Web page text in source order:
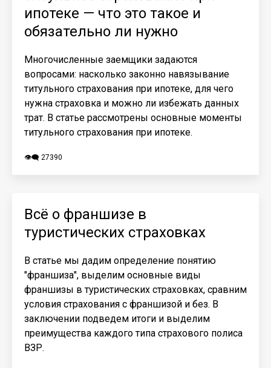
ипотеке — что это такое и
обязательно ли нужно
Многочисленные заемщики задаются
вопросами: насколько законно навязывание
титульного страхования при ипотеке, для чего
нужна страховка и можно ли избежать данных
трат. В статье рассмотрены основные моменты
титульного страхования при ипотеке.
👁️‍🗨️ 27390
Всё о франшизе в
туристических страховках
В статье мы дадим определение понятию
"франшиза", выделим основные виды
франшизы в туристических страховках, сравним
условия страхования с франшизой и без. В
заключении подведем итоги и выделим
преимущества каждого типа страхового полиса
ВЗР.